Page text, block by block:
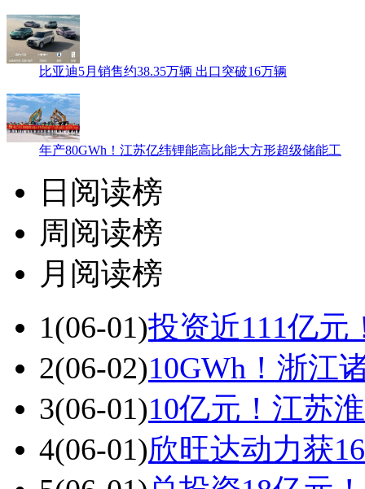
比亚迪5月销售约38.35万辆 出口突破16万辆
年产80GWh！江苏亿纬锂能高比能大方形超级储能工
日阅读榜
周阅读榜
月阅读榜
1(06-01)投资近111亿元
2(06-02)10GWh！浙江
3(06-01)10亿元！江苏
4(06-01)欣旺达动力获